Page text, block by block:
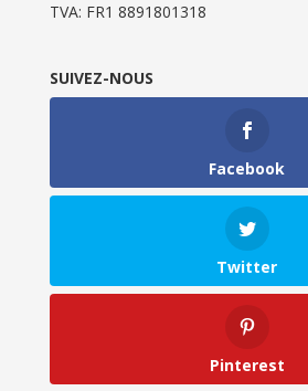
TVA: FR1 8891801318
SUIVEZ-NOUS
Facebook
Twitter
Pinterest